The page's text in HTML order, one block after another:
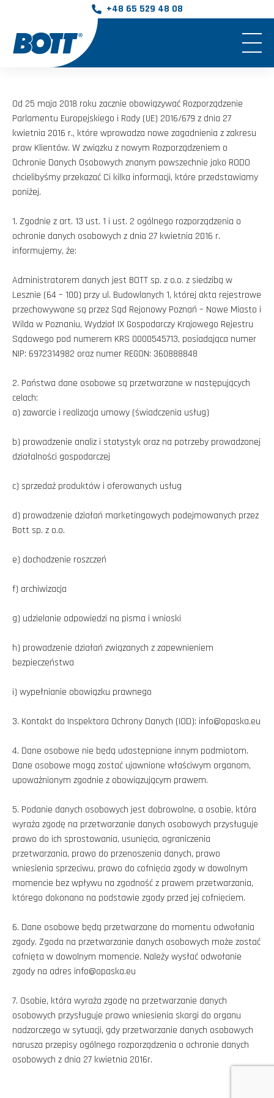
+48 65 529 48 08
Od 25 maja 2018 roku zacznie obowiązywać Rozporządzenie
Parlamentu Europejskiego i Rady (UE) 2016/679 z dnia 27
kwietnia 2016 r., które wprowadza nowe zagadnienia z zakresu
praw Klientów. W związku z nowym Rozporządzeniem o
Ochronie Danych Osobowych znanym powszechnie jako RODO
chcielibyśmy przekazać Ci kilka informacji, które przedstawiamy
poniżej.
1. Zgodnie z art. 13 ust. 1 i ust. 2 ogólnego rozporządzenia o
ochronie danych osobowych z dnia 27 kwietnia 2016 r.
informujemy, że:
Administratorem danych jest BOTT sp. z o.o. z siedzibą w
Lesznie (64 – 100) przy ul. Budowlanych 1, której akta rejestrowe
przechowywane są przez Sąd Rejonowy Poznań – Nowe Miasto i
Wilda w Poznaniu, Wydział IX Gospodarczy Krajowego Rejestru
Sądowego pod numerem KRS 0000545713, posiadająca numer
NIP: 6972314982 oraz numer REGON: 360888848
2. Państwa dane osobowe są przetwarzane w następujących
celach:
a) zawarcie i realizacja umowy (świadczenia usług)
b) prowadzenie analiz i statystyk oraz na potrzeby prowadzonej
działalności gospodarczej
c) sprzedaż produktów i oferowanych usług
d) prowadzenie działań marketingowych podejmowanych przez
Bott sp. z o.o.
e) dochodzenie roszczeń
f) archiwizacja
g) udzielanie odpowiedzi na pisma i wnioski
h) prowadzenie działań związanych z zapewnieniem
bezpieczeństwa
i) wypełnianie obowiązku prawnego
3. Kontakt do Inspektora Ochrony Danych (IOD): info@opaska.eu
4. Dane osobowe nie będą udostępniane innym podmiotom.
Dane osobowe mogą zostać ujawnione właściwym organom,
upoważnionym zgodnie z obowiązującym prawem.
5. Podanie danych osobowych jest dobrowolne, a osobie, która
wyraża zgodę na przetwarzanie danych osobowych przysługuje
prawo do ich sprostowania, usunięcia, ograniczenia
przetwarzania, prawo do przenoszenia danych, prawo
wniesienia sprzeciwu, prawo do cofnięcia zgody w dowolnym
momencie bez wpływu na zgodność z prawem przetwarzania,
którego dokonano na podstawie zgody przed jej cofnięciem.
6. Dane osobowe będą przetwarzane do momentu odwołania
zgody. Zgoda na przetwarzanie danych osobowych może zostać
cofnięta w dowolnym momencie. Należy wysłać odwołanie
zgody na adres info@opaska.eu
7. Osobie, która wyraża zgodę na przetwarzanie danych
osobowych przysługuje prawo wniesienia skargi do organu
nadzorczego w sytuacji, gdy przetwarzanie danych osobowych
narusza przepisy ogólnego rozporządzenia o ochronie danych
osobowych z dnia 27 kwietnia 2016r.